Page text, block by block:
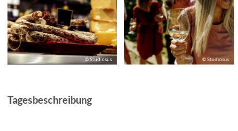
© Studiosus © Studiosus
Tagesbeschreibung